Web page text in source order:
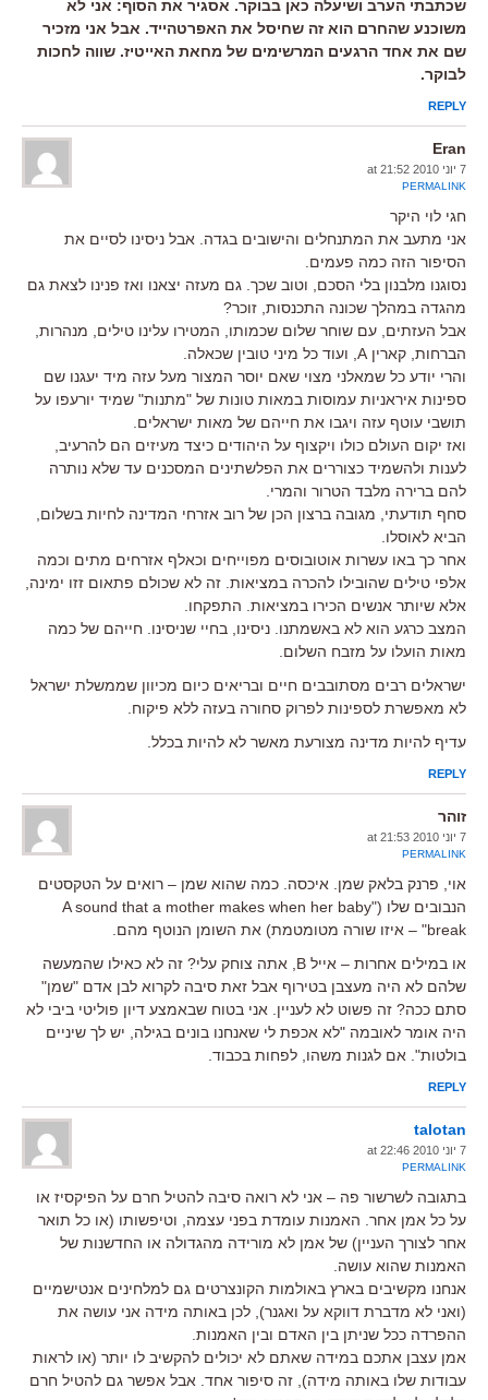
שכתבתי הערב ושיעלה כאן בבוקר. אסגיר את הסוף: אני לא
משוכנע שהחרם הוא זה שחיסל את האפרטהייד. אבל אני מזכיר
שם את אחד הרגעים המרשימים של מחאת האייטיז. שווה לחכות
לבוקר.
REPLY
Eran
7 יוני 2010 at 21:52
PERMALINK
חגי לוי היקר
אני מתעב את המתנחלים והישובים בגדה. אבל ניסינו לסיים את
הסיפור הזה כמה פעמים.
נסוגנו מלבנון בלי הסכם, וטוב שכך. גם מעזה יצאנו ואז פנינו לצאת גם
מהגדה במהלך שכונה התכנסות, זוכר?
אבל העזתים, עם שוחר שלום שכמותו, המטירו עלינו טילים, מנהרות,
הברחות, קארין A, ועוד כל מיני טובין שכאלה.
והרי יודע כל שמאלני מצוי שאם יוסר המצור מעל עזה מיד יעגנו שם
ספינות איראניות עמוסות במאות טונות של "מתנות" שמיד יורעפו על
תושבי עוטף עזה ויגבו את חייהם של מאות ישראלים.
ואז יקום העולם כולו ויקצוף על היהודים כיצד מעיזים הם להרעיב,
לענות ולהשמיד כצוררים את הפלשתינים המסכנים עד שלא נותרה
להם ברירה מלבד הטרור והמרי.
סחף תודעתי, מגובה ברצון הכן של רוב אזרחי המדינה לחיות בשלום,
הביא לאוסלו.
אחר כך באו עשרות אוטובוסים מפוייחים וכאלף אזרחים מתים וכמה
אלפי טילים שהובילו להכרה במציאות. זה לא שכולם פתאום זזו ימינה,
אלא שיותר אנשים הכירו במציאות. התפקחו.
המצב כרגע הוא לא באשמתנו. ניסינו, בחיי שניסינו. חייהם של כמה
מאות הועלו על מזבח השלום.
ישראלים רבים מסתובבים חיים ובריאים כיום מכיוון שממשלת ישראל
לא מאפשרת לספינות לפרוק סחורה בעזה ללא פיקוח.
עדיף להיות מדינה מצורעת מאשר לא להיות בכלל.
REPLY
זוהר
7 יוני 2010 at 21:53
PERMALINK
אוי, פרנק בלאק שמן. איכסה. כמה שהוא שמן – רואים על הטקסטים
הנבובים שלו ("A sound that a mother makes when her baby
break" – איזו שורה מטומטמת) את השומן הנוטף מהם.
או במילים אחרות – אייל B, אתה צוחק עלי? זה לא כאילו שהמעשה
שלהם לא היה מעצבן בטירוף אבל זאת סיבה לקרוא לבן אדם "שמן"
סתם ככה? זה פשוט לא לעניין. אני בטוח שבאמצע דיון פוליטי ביבי לא
היה אומר לאובמה "לא אכפת לי שאנחנו בונים בגילה, יש לך שיניים
בולטות". אם לגנות משהו, לפחות בכבוד.
REPLY
talotan
7 יוני 2010 at 22:46
PERMALINK
בתגובה לשרשור פה – אני לא רואה סיבה להטיל חרם על הפיקסיז או
על כל אמן אחר. האמנות עומדת בפני עצמה, וטיפשותו (או כל תואר
אחר לצורך העניין) של אמן לא מורידה מהגדולה או החדשנות של
האמנות שהוא עושה.
אנחנו מקשיבים בארץ באולמות הקונצרטים גם למלחינים אנטישמיים
(ואני לא מדברת דווקא על ואגנר), לכן באותה מידה אני עושה את
ההפרדה ככל שניתן בין האדם ובין האמנות.
אמן עצבן אתכם במידה שאתם לא יכולים להקשיב לו יותר (או לראות
עבודות שלו באותה מידה), זה סיפור אחד. אבל אפשר גם להטיל חרם